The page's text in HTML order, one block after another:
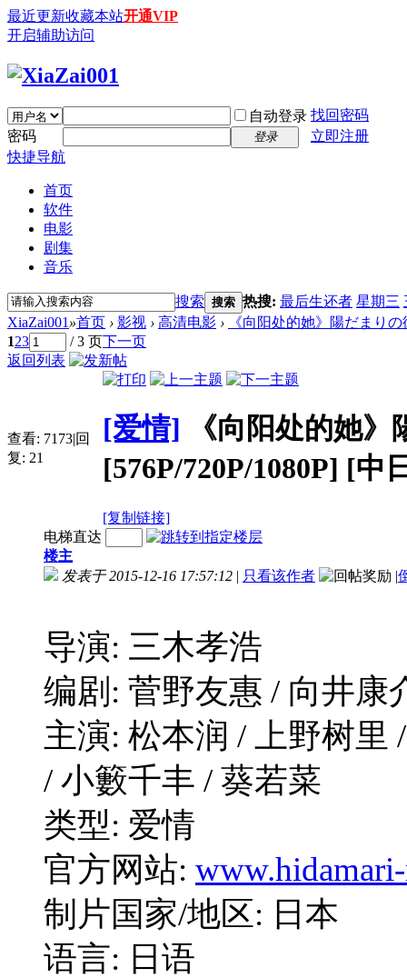
最近更新收藏本站开通VIP
开启辅助访问
自动登录 找回密码
密码
登录
立即注册
快捷导航
首页
软件
电影
剧集
音乐
搜索 搜索 热搜: 最后生还者 星期三
XiaZai001 »首页 › 影视 › 高清电影 ›
《向阳处的她》陽だまりの
123 / 3 页下一页
返回列表
查看: 7173|回
复: 21
[爱情]
《向阳处的她
[576P/720P/1080P] [中
[复制链接]
电梯直达
楼主
发表于 2015-12-16 17:57:12 | 只看该作者 |
导演: 三木孝浩
编剧: 菅野友惠 / 向井康
主演: 松本润 / 上野树里
/ 小籔千丰 / 葵若菜
类型: 爱情
官方网站:
制片国家/地区: 日本
语言: 日语